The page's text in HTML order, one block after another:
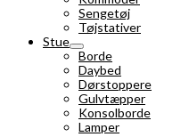
Sengetøj
Tøjstativer
Stue
Borde
Daybed
Dørstoppere
Gulvtæpper
Konsolborde
Lamper